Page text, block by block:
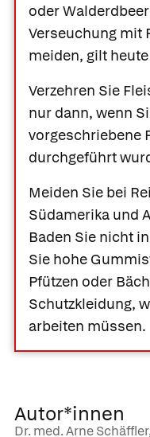
oder
Verseuchung mit
meiden, gilt
Verzehren Sie
nur dann, wenn
vorgeschriebene
durchgeführt
Meiden Sie bei
Südamerika und
Baden Sie nicht
Sie hohe
Pfützen oder
Schutzkleidung,
arbeiten müssen.
Autor*innen
Dr. med. Arne